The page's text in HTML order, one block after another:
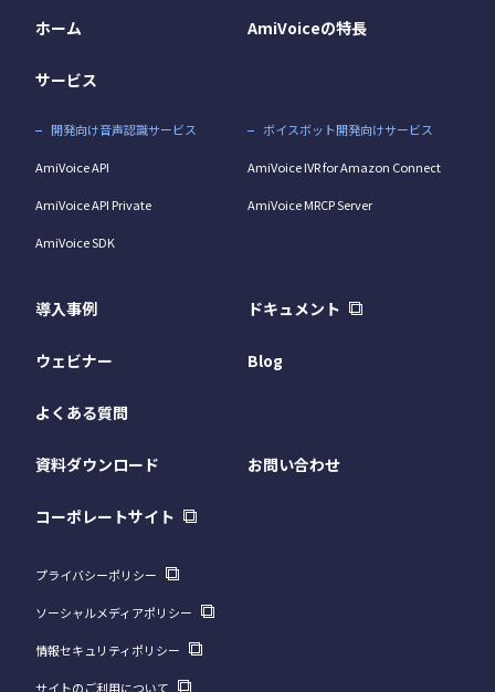
ホーム AmiVoiceの特長
サービス
開発向け音声認識サービス
AmiVoice API
AmiVoice API Private
AmiVoice SDK
ボイスボット開発向けサービス
AmiVoice IVR for Amazon Connect
AmiVoice MRCP Server
導入事例 ドキュメント
ウェビナー Blog
よくある質問
資料ダウンロード お問い合わせ
コーポレートサイト
プライバシーポリシー
ソーシャルメディアポリシー
情報セキュリティポリシー
サイトのご利用について